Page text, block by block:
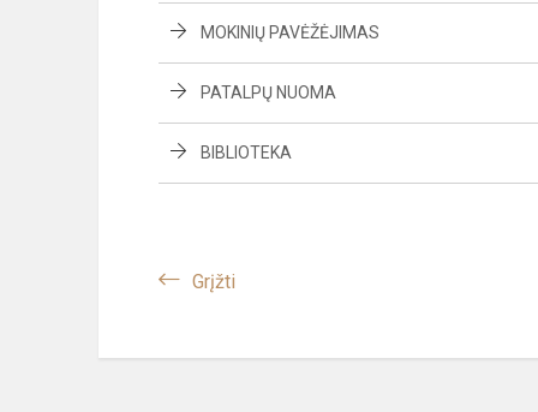
MOKINIŲ PAVĖŽĖJIMAS
PATALPŲ NUOMA
BIBLIOTEKA
Grįžti